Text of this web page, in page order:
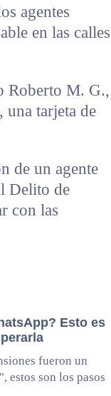
agentes
en las calles
Roberto M. G.,
una tarjeta de
de un agente
Delito de
con las
Esto es
fueron un
estos son los pasos